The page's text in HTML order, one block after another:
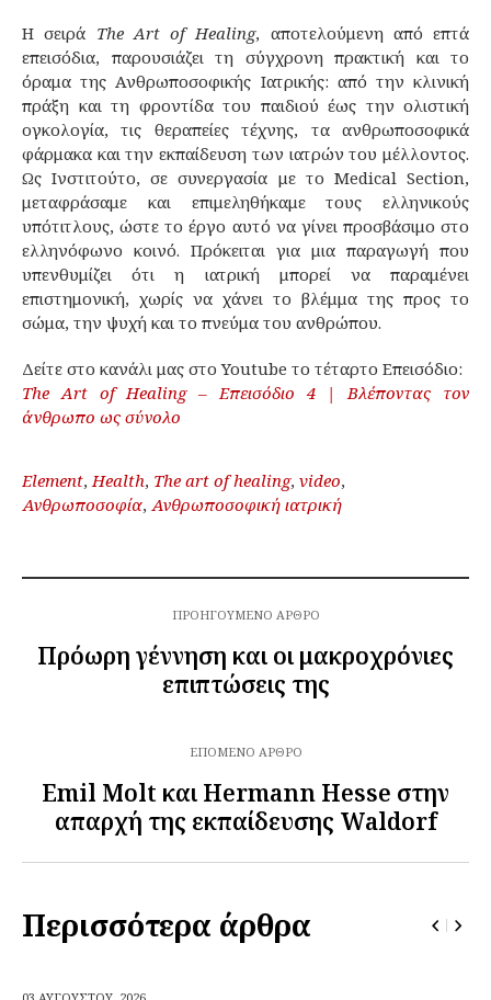
Η σειρά The Art of Healing, αποτελούμενη από επτά
επεισόδια, παρουσιάζει τη σύγχρονη πρακτική και το
όραμα της Ανθρωποσοφικής Ιατρικής: από την κλινική
πράξη και τη φροντίδα του παιδιού έως την ολιστική
ογκολογία, τις θεραπείες τέχνης, τα ανθρωποσοφικά
φάρμακα και την εκπαίδευση των ιατρών του μέλλοντος.
Ως Ινστιτούτο, σε συνεργασία με το Medical Section,
μεταφράσαμε και επιμεληθήκαμε τους ελληνικούς
υπότιτλους, ώστε το έργο αυτό να γίνει προσβάσιμο στο
ελληνόφωνο κοινό. Πρόκειται για μια παραγωγή που
υπενθυμίζει ότι η ιατρική μπορεί να παραμένει
επιστημονική, χωρίς να χάνει το βλέμμα της προς το
σώμα, την ψυχή και το πνεύμα του ανθρώπου.
Δείτε στο κανάλι μας στο Youtube το τέταρτο Επεισόδιο:
The Art of Healing – Επεισόδιο 4 | Βλέποντας τον
άνθρωπο ως σύνολο
Element,Health, The art of healing, video,
Ανθρωποσοφία, Ανθρωποσοφική ιατρική
ΠΡΟΗΓΟΎΜΕΝΟ ΆΡΘΡΟ
Πρόωρη γέννηση και οι μακροχρόνιες
επιπτώσεις της
ΕΠΌΜΕΝΟ ΆΡΘΡΟ
Emil Molt και Hermann Hesse στην
απαρχή της εκπαίδευσης Waldorf
Περισσότερα άρθρα